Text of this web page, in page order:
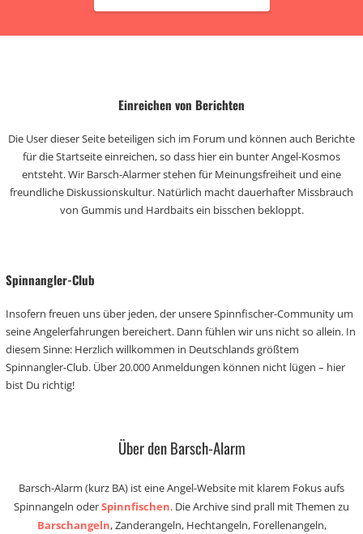
Einreichen von Berichten
Die User dieser Seite beteiligen sich im Forum und können auch Berichte
für die Startseite einreichen, so dass hier ein bunter Angel-Kosmos
entsteht. Wir Barsch-Alarmer stehen für Meinungsfreiheit und eine
freundliche Diskussionskultur. Natürlich macht dauerhafter Missbrauch
von Gummis und Hardbaits ein bisschen bekloppt.
Spinnangler-Club
Insofern freuen uns über jeden, der unsere Spinnfischer-Community um
seine Angelerfahrungen bereichert. Dann fühlen wir uns nicht so allein. In
diesem Sinne: Herzlich willkommen in Deutschlands größtem
Spinnangler-Club. Über 20.000 Anmeldungen können nicht lügen – hier
bist Du richtig!
Über den Barsch-Alarm
Barsch-Alarm (kurz BA) ist eine Angel-Website mit klarem Fokus aufs
Spinnangeln oderSpinnfischen. Die Archive sind prall mit Themen zu
Barschangeln, Zanderangeln, Hechtangeln, Forellenangeln,